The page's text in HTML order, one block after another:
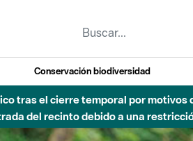
Conservación biodiversidad
del Parque Fluvial del Besòs por